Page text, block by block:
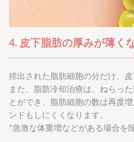
4. 皮下脂肪の厚みが薄く
排出された脂肪細胞の分だけ、
また、脂肪冷却治療は、ねらっ
とができ、脂肪細胞の数は再度
ンドもしにくくなります。
*急激な体重増などがある場合を